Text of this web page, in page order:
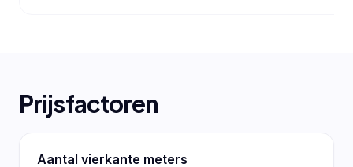
Prijsfactoren
Aantal vierkante meters